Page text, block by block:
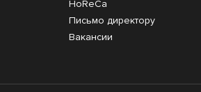
HoReCa
Письмо директору
Вакансии